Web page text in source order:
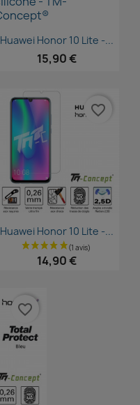
Aperçu rapide
Huawei Honor 10 Lite -...
15,90 €
Aperçu rapide
Huawei Honor 10 Lite -...
14,90 €
favorite_border
favorite_border